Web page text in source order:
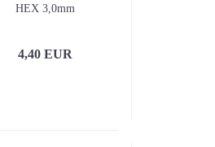
HEX 3,0mm
4,40 EUR